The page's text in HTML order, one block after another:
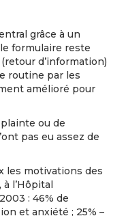
grâce à un
formulaire reste
d’information)
routine par les
amélioré pour
ou de
pas eu assez de
les motivations des
l’Hôpital
: 46% de
et anxiété ; 25% –